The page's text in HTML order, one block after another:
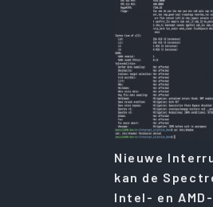
Nieuwe
kan de
Intel- en